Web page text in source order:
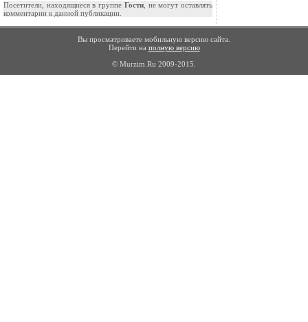
Посетители, находящиеся в группе Гости, не могут оставлять
комментарии к данной публикации.
Вы просматриваете мобильную версию сайта.
Перейти на полную версию
© Murzim.Ru 2009-2015.